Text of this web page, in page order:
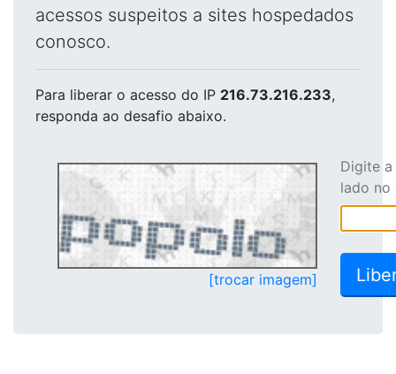
acessos suspeitos a sites hospedados
conosco.
Para liberar o acesso do IP 216.73.216.233,
responda ao desafio abaixo.
[trocar imagem]
Digite
lado no